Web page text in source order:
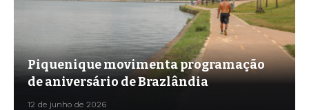
Piquenique movimenta programação
de aniversário de Brazlândia
12 de junho de 2026